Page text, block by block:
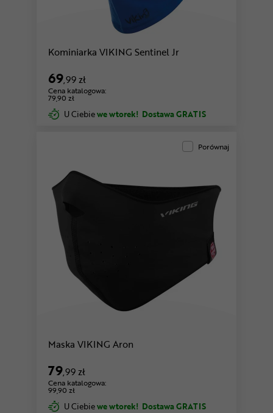
Kominiarka VIKING Sentinel Jr
69,99 zł
Cena katalogowa:
79,90 zł
U Ciebiewe wtorek! Dostawa GRATIS
Porównaj
Maska VIKING Aron
79,99 zł
Cena katalogowa:
99,90 zł
U Ciebiewe wtorek! Dostawa GRATIS